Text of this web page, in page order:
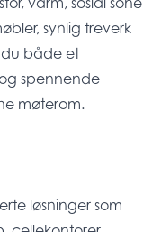
synlig treverk
både et
spennende
møterom.
løsninger som